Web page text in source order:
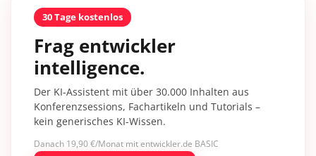
30 Tage kostenlos
Frag entwickler
intelligence.
Der KI-Assistent mit über 30.000 Inhalten aus
Konferenzsessions, Fachartikeln und Tutorials –
kein generisches KI-Wissen.
Danach 19,90 €/Monat mit entwickler.de BASIC